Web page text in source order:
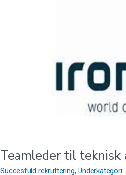
Teamleder til teknisk
Succesfuld rekruttering,